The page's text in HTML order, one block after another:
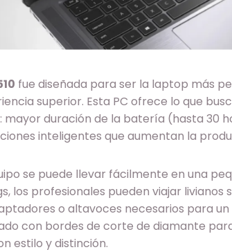
fue diseñada para ser la laptop más
superior. Esta PC ofrece lo que
mayor duración de la batería (hasta 30
inteligentes que aumentan la
se puede llevar fácilmente en una
los profesionales pueden viajar
o altavoces necesarios para
con bordes de corte de diamante
estilo y distinción.